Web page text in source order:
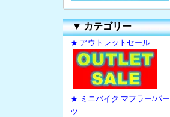
▼カテゴリー
★ アウトレットセール
★ ミニバイク マフラー/パー
ツ